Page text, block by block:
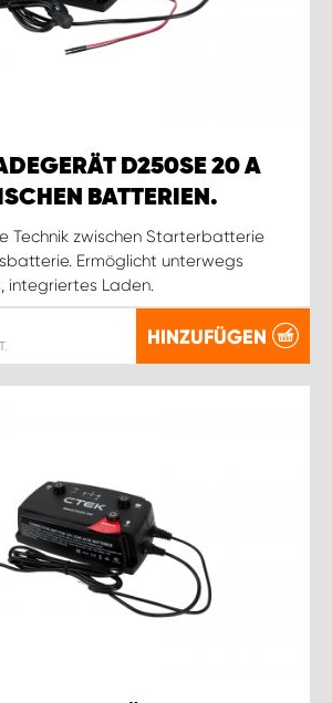
D250SE 20 A
BATTERIEN.
Technik zwischen Starterbatterie
Ermöglicht unterwegs
integriertes Laden.
HINZUFÜGEN